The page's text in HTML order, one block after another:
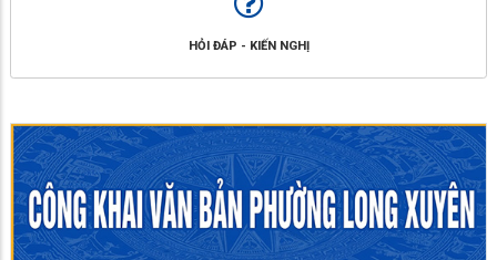
HỎI ĐÁP - KIẾN NGHỊ